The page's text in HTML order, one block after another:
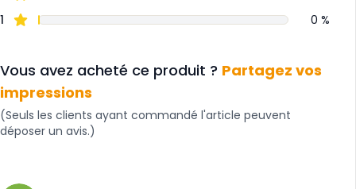
1
0 %
Vous avez acheté ce produit ? Partagez vos
impressions
(Seuls les clients ayant commandé l'article peuvent
déposer un avis.)